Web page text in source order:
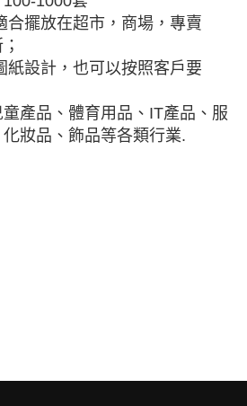
合擺放在超市，商場，專賣
紙設計，也可以按照客戶要
產品、體育用品、IT產品、服
妝品、飾品等各類行業.